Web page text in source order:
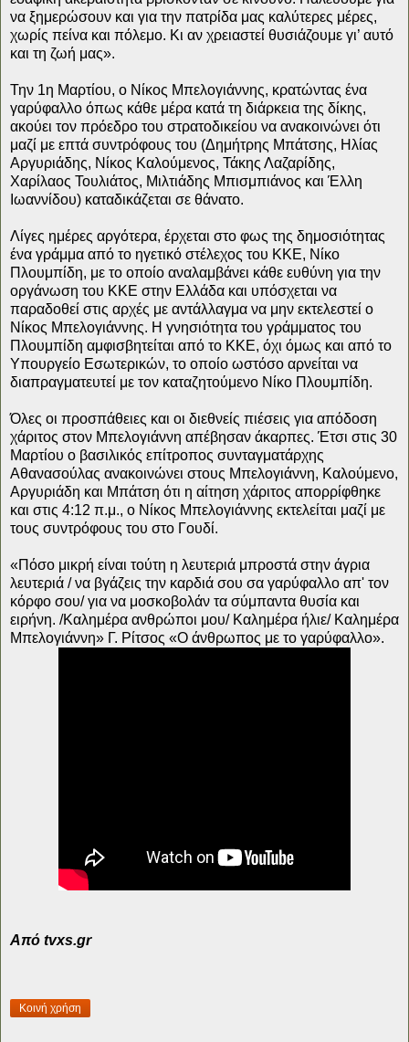
να ξημερώσουν και για την πατρίδα μας καλύτερες μέρες,
χωρίς πείνα και πόλεμο. Κι αν χρειαστεί θυσιάζουμε γι’ αυτό
και τη ζωή μας».
Την 1η Μαρτίου, ο Νίκος Μπελογιάννης, κρατώντας ένα
γαρύφαλλο όπως κάθε μέρα κατά τη διάρκεια της δίκης,
ακούει τον πρόεδρο του στρατοδικείου να ανακοινώνει ότι
μαζί με επτά συντρόφους του (Δημήτρης Μπάτσης, Ηλίας
Αργυριάδης, Νίκος Καλούμενος, Τάκης Λαζαρίδης,
Χαρίλαος Τουλιάτος, Μιλτιάδης Μπισμπιάνος και Έλλη
Ιωαννίδου) καταδικάζεται σε θάνατο.
Λίγες ημέρες αργότερα, έρχεται στο φως της δημοσιότητας
ένα γράμμα από το ηγετικό στέλεχος του ΚΚΕ, Νίκο
Πλουμπίδη, με το οποίο αναλαμβάνει κάθε ευθύνη για την
οργάνωση του ΚΚΕ στην Ελλάδα και υπόσχεται να
παραδοθεί στις αρχές με αντάλλαγμα να μην εκτελεστεί ο
Νίκος Μπελογιάννης. Η γνησιότητα του γράμματος του
Πλουμπίδη αμφισβητείται από το ΚΚΕ, όχι όμως και από το
Υπουργείο Εσωτερικών, το οποίο ωστόσο αρνείται να
διαπραγματευτεί με τον καταζητούμενο Νίκο Πλουμπίδη.
Όλες οι προσπάθειες και οι διεθνείς πιέσεις για απόδοση
χάριτος στον Μπελογιάννη απέβησαν άκαρπες. Έτσι στις 30
Μαρτίου ο βασιλικός επίτροπος συνταγματάρχης
Αθανασούλας ανακοινώνει στους Μπελογιάννη, Καλούμενο,
Αργυριάδη και Μπάτση ότι η αίτηση χάριτος απορρίφθηκε
και στις 4:12 π.μ., ο Νίκος Μπελογιάννης εκτελείται μαζί με
τους συντρόφους του στο Γουδί.
«Πόσο μικρή είναι τούτη η λευτεριά μπροστά στην άγρια
λευτεριά / να βγάζεις την καρδιά σου σα γαρύφαλλο απ' τον
κόρφο σου/ για να μοσκοβολάν τα σύμπαντα θυσία και
ειρήνη. /Καλημέρα ανθρώποι μου/ Καλημέρα ήλιε/ Καλημέρα
Μπελογιάννη» Γ. Ρίτσος «Ο άνθρωπος με το γαρύφαλλο».
Aπό tvxs.gr
Κοινή χρήση